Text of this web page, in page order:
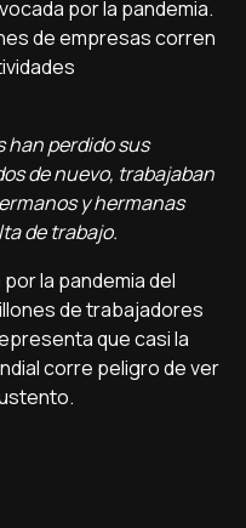
por la pandemia.
de empresas corren
han perdido sus
de nuevo, trabajaban
y hermanas
de trabajo.
la pandemia del
de trabajadores
que casi la
corre peligro de ver